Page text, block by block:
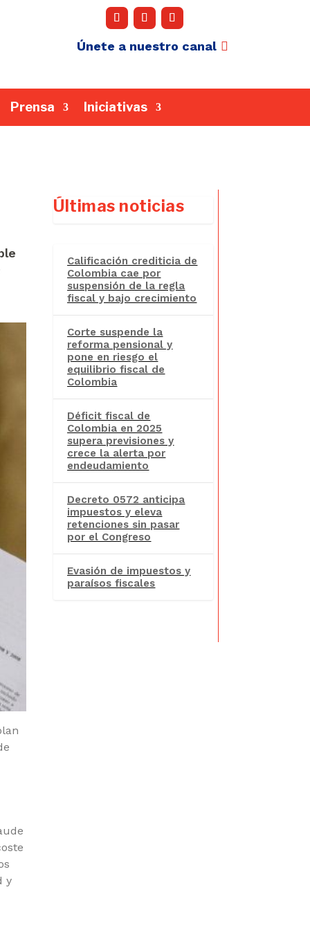
Únete a nuestro canal
Prensa Iniciativas
y
Últimas noticias
Calificación crediticia de
Colombia cae por
suspensión de la regla
fiscal y bajo crecimiento
Corte suspende la
reforma pensional y
pone en riesgo el
equilibrio fiscal de
Colombia
Déficit fiscal de
Colombia en 2025
supera previsiones y
crece la alerta por
endeudamiento
Decreto 0572 anticipa
impuestos y eleva
retenciones sin pasar
por el Congreso
Evasión de impuestos y
paraísos fiscales